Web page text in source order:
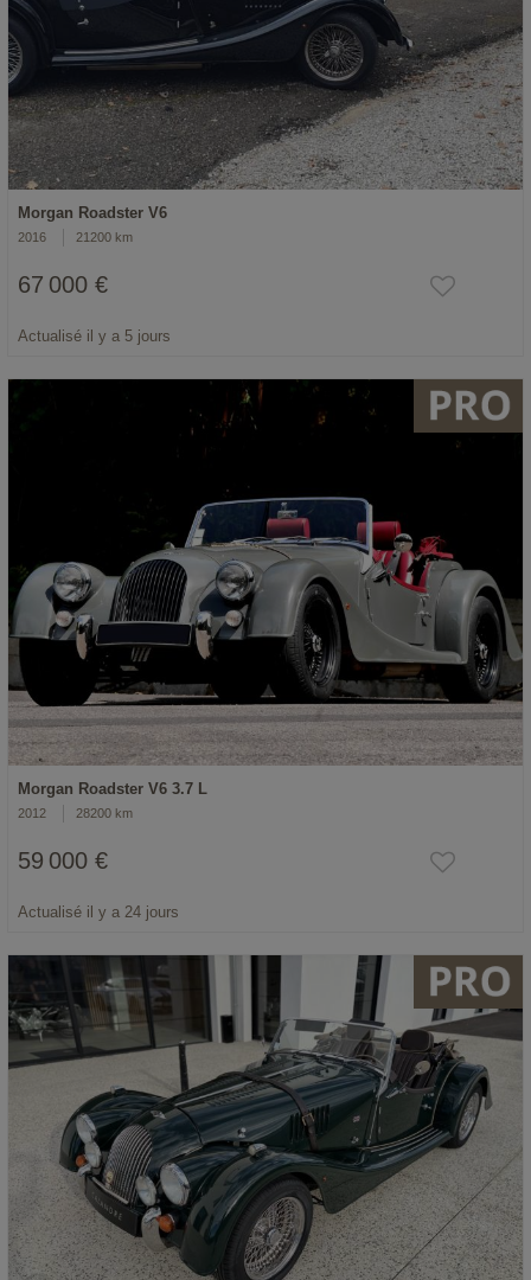
Morgan Roadster V6
2016 21200 km
67 000 €
Actualisé il y a 5 jours
Morgan Roadster V6 3.7 L
2012 28200 km
59 000 €
Actualisé il y a 24 jours